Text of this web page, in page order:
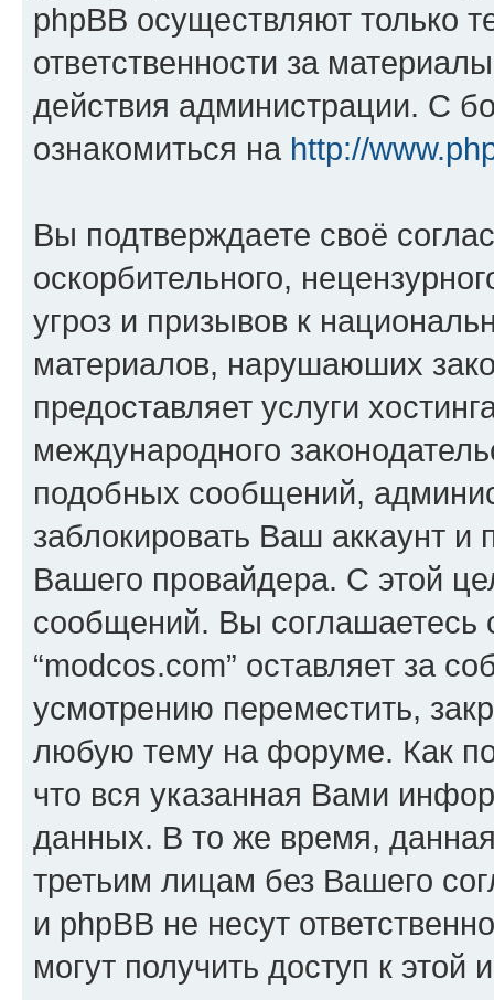
phpBB осуществляют только
ответственности за
действия администрации. С
ознакомиться на http://
Вы подтверждаете своё
оскорбительного,
угроз и призывов к
материалов, нарушаюших
предоставляет услуги
международного
подобных сообщений,
заблокировать Ваш аккаунт и
Вашего провайдера. С этой
сообщений. Вы соглашаетесь
“modcos.com” оставляет за
усмотрению переместить,
любую тему на форуме. Как
что вся указанная Вами
данных. В то же время,
третьим лицам без Вашего
и phpBB не несут
могут получить доступ к